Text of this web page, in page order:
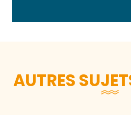
AUTRES